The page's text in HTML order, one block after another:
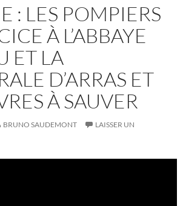
: LES POMPIERS
À L’ABBAYE
ET LA
D’ARRAS ET
À SAUVER
BRUNO SAUDEMONT
LAISSER UN